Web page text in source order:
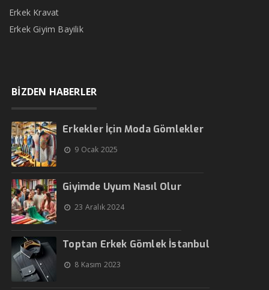
Erkek Kravat
Erkek Giyim Bayilik
BİZDEN HABERLER
Erkekler İçin Moda Gömlekler
9 Ocak 2025
Giyimde Uyum Nasıl Olur
23 Aralık 2024
Toptan Erkek Gömlek İstanbul
8 Kasım 2023